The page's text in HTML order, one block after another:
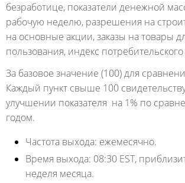
безработице, показатели денежной
рабочую неделю, разрешения на
на основные акции, заказы на товары
пользования, индекс
За базовое значение (100) для
Каждый пункт свыше 100
улучшении показателя на 1% по
годом.
Частота выхода: ежемесячно.
Время выхода: 08:30 EST,
неделя месяца.